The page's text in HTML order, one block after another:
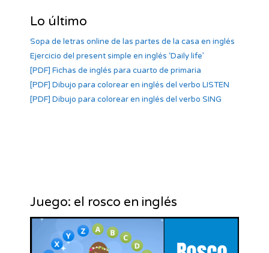
Lo último
Sopa de letras online de las partes de la casa en inglés
Ejercicio del present simple en inglés ‘Daily life’
[PDF] Fichas de inglés para cuarto de primaria
[PDF] Dibujo para colorear en inglés del verbo LISTEN
[PDF] Dibujo para colorear en inglés del verbo SING
Juego: el rosco en inglés